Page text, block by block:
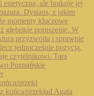
przekł